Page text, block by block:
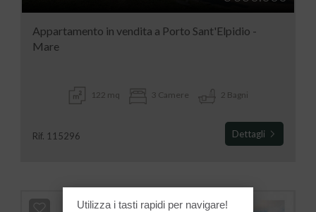
Appartamento in vendita a Porto Sant'Elpidio -
Mare
122 mq 3 Camere 2 Bagni
Rif. 115296 Dettagli
Utilizza i tasti rapidi per navigare!